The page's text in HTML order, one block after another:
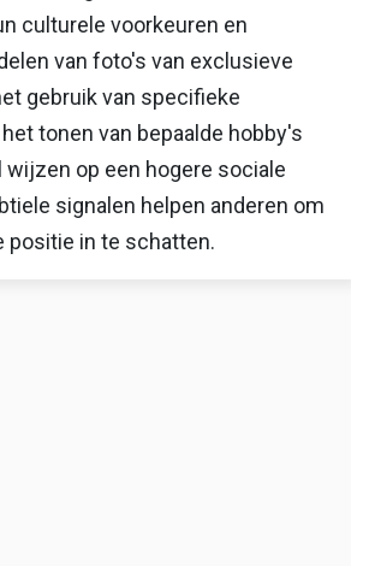
culturele voorkeuren en
van foto's van exclusieve
gebruik van specifieke
tonen van bepaalde hobby's
wijzen op een hogere sociale
signalen helpen anderen om
positie in te schatten.​